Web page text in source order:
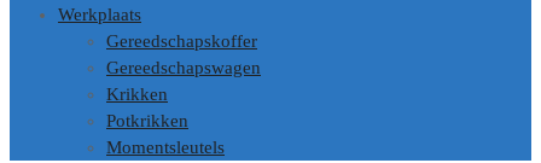
Werkplaats
Gereedschapskoffer
Gereedschapswagen
Krikken
Potkrikken
Momentsleutels